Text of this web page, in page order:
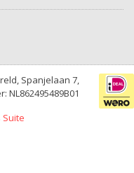
Spanjelaan 7,
NL862495489B01
Suite